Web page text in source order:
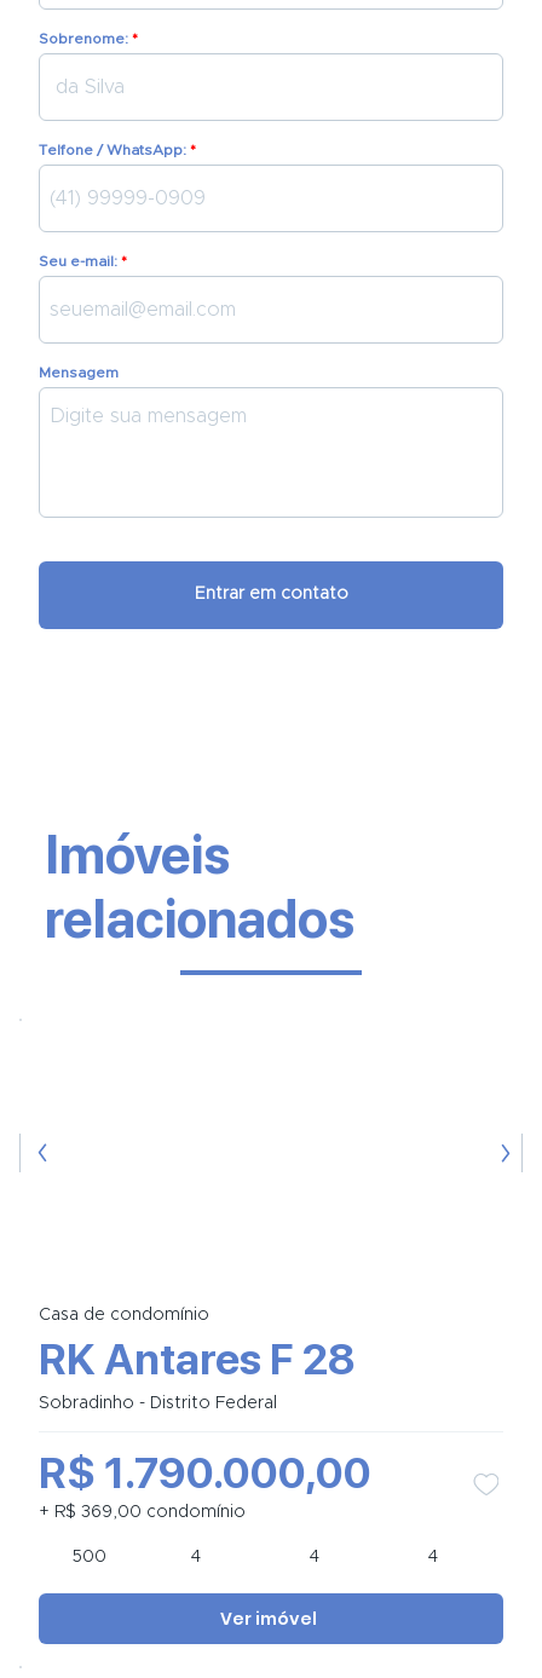
Imóveis
relacionados
Casa de condomínio
RK Antares F 28
Sobradinho - Distrito Federal
500 4 4 4
R$ 1.790.000,00
+ R$ 369,00 condomínio
Ver imóvel
Telfone / WhatsApp:
Mensagem
Sobrenome:
Seu e-mail:
Entrar em contato